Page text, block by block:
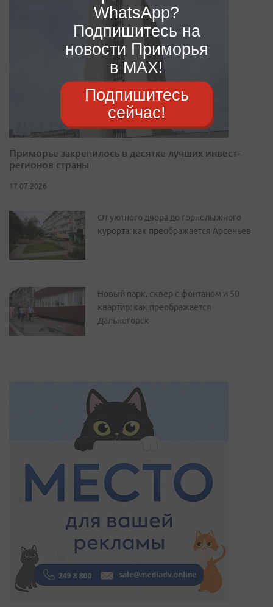
Приморье закрепилось в десятке лучших инвест-
регионов страны
17.07.2026
От уютного двора до горнолыжного
курорта: как преображается Арсеньев
Новый парк, сквер с фонтаном и 50
квартир: как преображается
Дальнегорск
WhatsApp?
Подпишитесь на
новости Приморья
в MAX!
Подпишитесь
сейчас!